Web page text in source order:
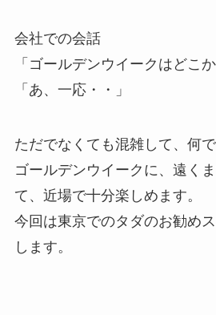
会社での会話
「ゴールデンウイークはどこ
「あ、一応・・」
ただでなくても混雑して、何
ゴールデンウイークに、遠く
て、近場で十分楽しめます。
今回は東京でのタダのお勧め
します。